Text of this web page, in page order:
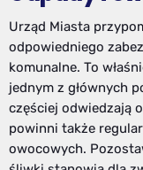
Urząd Miasta
odpowiedniego
komunalne. To
jednym z głównych
częściej odwiedzają
powinni także
owocowych.